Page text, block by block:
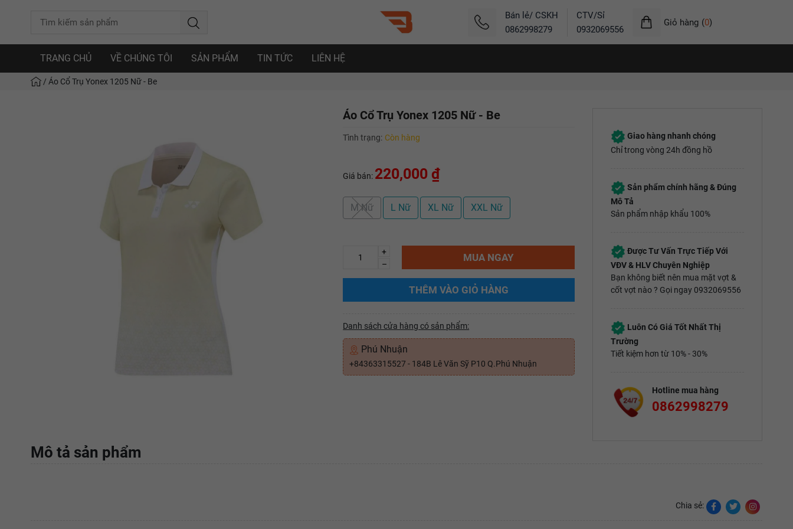
Bán lẻ/ CSKH
0862998279
CTV/Sỉ
0932069556
Giỏ hàng (0)
TRANG CHỦ VỀ CHÚNG TÔI SẢN PHẨM TIN TỨC LIÊN HỆ
/ Áo Cổ Trụ Yonex 1205 Nữ - Be
Áo Cổ Trụ Yonex 1205 Nữ - Be
Tình trạng: Còn hàng
Giá bán: 220,000 ₫
M Nữ L Nữ XL Nữ XXL Nữ
+
–
MUA NGAY
THÊM VÀO GIỎ HÀNG
Danh sách cửa hàng có sản phẩm:
Phú Nhuận
+84363315527 - 184B Lê Văn Sỹ P10 Q.Phú Nhuận
Giao hàng nhanh chóng
Chỉ trong vòng 24h đồng hồ
Sản phẩm chính hãng & Đúng
Mô Tả
Sản phẩm nhập khẩu 100%
Được Tư Vấn Trực Tiếp Với
VĐV & HLV Chuyên Nghiệp
Bạn không biết nên mua mặt vợt &
cốt vợt nào ? Gọi ngay 0932069556
Luôn Có Giá Tốt Nhất Thị
Trường
Tiết kiệm hơn từ 10% - 30%
Hotline mua hàng
0862998279
Mô tả sản phẩm
Chia sẻ: